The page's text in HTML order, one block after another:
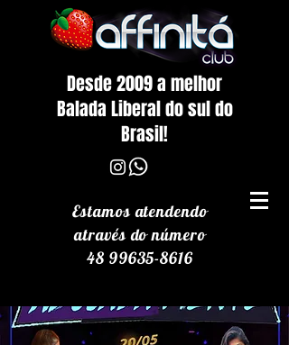
Desde 2009 a melhor
Balada Liberal do sul do
Brasil!
Estamos atendendo
atravésdo número
48 99635-8616